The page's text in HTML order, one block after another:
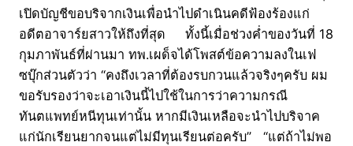
เปิดบัญชีขอบริจากเงินเพื่อนำไปดำเนินคดีฟ้องร้องแก่
อดีตอาจาร์ยสาวให้ถึงที่สุด ทั้งนี้เมื่อช่วงค่ำของวันที่ 18
กุมภาพันธ์ที่ผ่านมา ทพ.เผด็จได้โพสต์ข้อความลงในเฟ
ซบุ๊กส่วนตัวว่า “คงถึงเวลาที่ต้องรบกวนแล้วจริงๆครับ ผม
ขอรับรองว่าจะเอาเงินนี้ไปใช้ในการว่าความกรณี
ทันตแพทย์หนีทุนเท่านั้น หากมีเงินเหลือจะนำไปบริจาค
แก่นักเรียนยากจนแต่ไม่มีทุนเรียนต่อครับ” “แต่ถ้าไม่พอ